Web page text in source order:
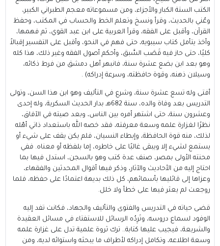
الكتب الستة الكبار والأجزاء، ومن مسموعاته معجم الطبراني الكبير،
وعُني بالحديث، وقرأ ونسخ وتعلم الخط والحساب في المكتب، وحفظ
القرآن، وأقبل على الفقه، وقرأ العربية على ابن عبد القوي، ثم فهمها،
وأخذ يتأمل كتاب سيبويه، حتى فهم في النحو، وأقبل على التفسير إقبالاً
كليًا، حتى حاز فيه قَصَب السَّبق، وأحكم أصول الفقه وغير ذلك، هذا كله
وهو بعد ابن بضع عشرة سنة، فانبهر أهل دمشق من فرط ذكائه،
وسيلان ذهنه، وقوة حافظته، وسرعة إدراكه) .‏
أفتى وله تسع عشرة سنة، وشرع في التأليف وهو ابن هذا السن، وتولى
التدريس بعد وفاة والده، سنة 682هـ بدار الحديث السكرية، وله إحدى
وعشرون سنة، حتى اشتهر أمره بين الناس، وبعد صيته في الآفاق،
نظرًا لغزارة علمه وسعة معرفته، فقد خصه الله باستعداد ذاتي أهّله
لذلك، منه قوة الحافظة، وإبطاء النسيان، فلم يكن يقف على شيء أو
يستمع لشيء إلا ويبقى غالبًا على خاطره، إما بلفظه أو معناه. ففي
محنته الأولى بمصر، صنف عدة كتب وهو بالسجن، استدل فيها بما
احتاج إليه من الأحاديث والآثار، وذكر فيها أقوال المحدثين والفقهاء،
وعزاها إلى قائليها بأسمائهم، كل ذلك بديهة اعتمادًا على حفظه، فلما
روجعت لم يعثر فيها على خطأ ولا خلل.‏
قضى حياته في التدريس والفتوى والتأليف والجهاد، فكانت تفد إليه
الوفود لسماع دروسه، وتَرِدُه الرسائل للاستفتاء في مسائل العقيدة
والشريعة، فيجيب عليها كتابة.. ترك ثروة علمية تدل على غزارة علمه
وسعة اطلاعه، وتكامل إدراكه لأطراف ما يبحثه واستوائه لديه، ومن